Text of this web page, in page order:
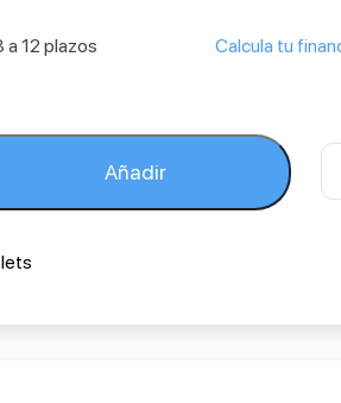
a 12 plazos Calcula tu
Añadir